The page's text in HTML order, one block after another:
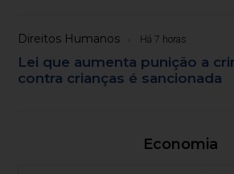
Direitos Humanos Há 7 horas
Lei que aumenta punição a
contra crianças é sancionada
Economia